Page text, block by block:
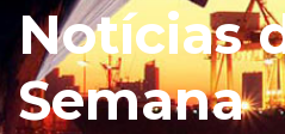
Notícias
Semana